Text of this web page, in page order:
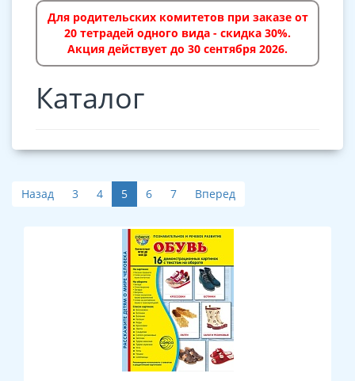
Для родительских комитетов при заказе от
20 тетрадей одного вида - скидка 30%.
Акция действует до 30 сентября 2026.
Каталог
Назад 3 4 5 6 7 Вперед